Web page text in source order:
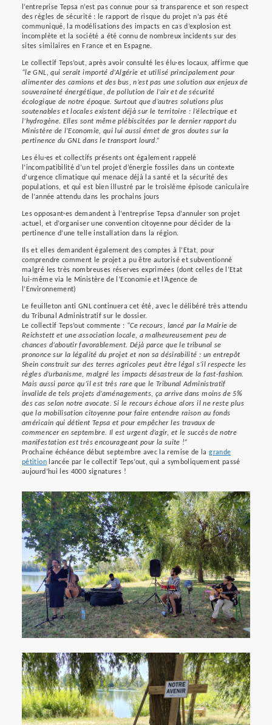
l’entreprise Tepsa n’est pas connue pour sa transparence et son respect
des règles de sécurité : le rapport de risque du projet n’a pas été
communiqué, la modélisations des impacts en cas d’explosion est
incomplète et la société a été connu de nombreux incidents sur des
sites similaires en France et en Espagne.
Le collectif Teps’out, après avoir consulté les élu·es locaux, affirme que
“le GNL, qui serait importé d’Algérie et utilisé principalement pour
alimenter des camions et des bus, n’est pas une solution aux enjeux de
souveraineté énergétique, de pollution de l’air et de sécurité
écologique de notre époque. Surtout que d’autres solutions plus
soutenables et locales existent déjà sur le territoire : l’électrique et
l’hydrogène. Elles sont même plébiscitées par le dernier rapport du
Ministère de l’Economie, qui lui aussi émet de gros doutes sur la
pertinence du GNL dans le transport lourd.”
Les élu·es et collectifs présents ont également rappelé
l’incompatibilité d’un tel projet d’énergie fossiles dans un contexte
d’urgence climatique qui menace déjà la santé et la sécurité des
populations, et qui est bien illustré par le troisième épisode caniculaire
de l’année attendu dans les prochains jours
Les opposant·es demandent à l’entreprise Tepsa d’annuler son projet
actuel, et d’organiser une convention citoyenne pour décider de la
pertinence d’une telle installation dans la région.
Ils et elles demandent également des comptes à l’Etat, pour
comprendre comment le projet a pu être autorisé et subventionné
malgré les très nombreuses réserves exprimées (dont celles de l’Etat
lui-même via le Ministère de l’Economie et l’Agence de
l’Environnement)
Le feuilleton anti GNL continuera cet été, avec le délibéré très attendu
du Tribunal Administratif sur le dossier.
Le collectif Teps’out commente : “Ce recours, lancé par la Mairie de
Reichstett et une association locale, a malheureusement peu de
chances d’aboutir favorablement. Déjà parce que le tribunal se
prononce sur la légalité du projet et non sa désirabilité : un entrepôt
Shein construit sur des terres agricoles peut être légal s’il respecte les
règles d’urbanisme, malgré les impacts désastreux de la fast-fashion.
Mais aussi parce qu’il est très rare que le Tribunal Administratif
invalide de tels projets d’aménagements, ça arrive dans moins de 5%
des cas selon notre avocate. Si le recours échoue alors il ne reste plus
que la mobilisation citoyenne pour faire entendre raison au fonds
américain qui détient Tepsa et pour empêcher les travaux de
commencer en septembre. Il est urgent d’agir, et le succès de notre
manifestation est très encourageant pour la suite !”
Prochaine échéance début septembre avec la remise de lagrande
pétitionlancée par le collectif Teps’out, qui a symboliquement passé
aujourd’hui les 4000 signatures !